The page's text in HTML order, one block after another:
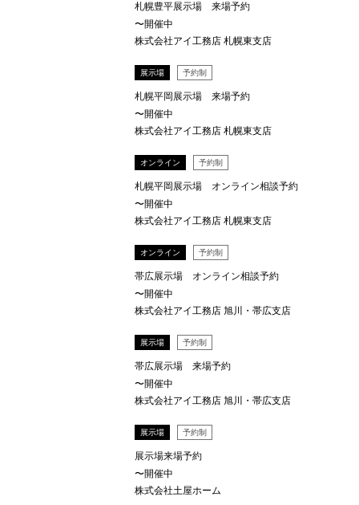
札幌豊平展示場 来場予約
〜開催中
株式会社アイ工務店 札幌東支店
展示場 予約制
札幌平岡展示場 来場予約
〜開催中
株式会社アイ工務店 札幌東支店
オンライン 予約制
札幌平岡展示場 オンライン相談予約
〜開催中
株式会社アイ工務店 札幌東支店
オンライン 予約制
帯広展示場 オンライン相談予約
〜開催中
株式会社アイ工務店 旭川・帯広支店
展示場 予約制
帯広展示場 来場予約
〜開催中
株式会社アイ工務店 旭川・帯広支店
展示場 予約制
展示場来場予約
〜開催中
株式会社土屋ホーム